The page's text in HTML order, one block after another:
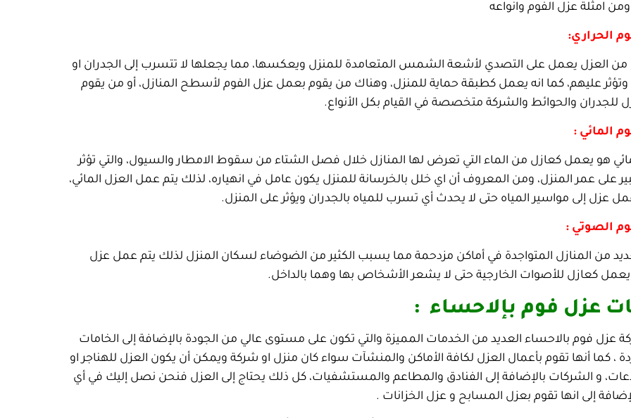
امثلة عزل الفوم وانواعه
الحراري:
من العزل يعمل على التصدي لأشعة الشمس المتعامدة للمنزل ويعكسها، مما يجعلها لا تتسرب إلى الجدران او
عليهم، كما انه يعمل كطبقة حماية للمنزل، وهناك من يقوم بعمل عزل الفوم لأسطح المنازل، أو من يقوم
للجدران والحوائط والشركة متخصصة في القيام بكل الأنواع.
المائي :
هو يعمل كعازل من الماء التي تعرض لها المنازل خلال فصل الشتاء من سقوط الامطار والسيول، والتي تؤثر
على عمر المنزل، ومن المعروف أن اي خلل بالخرسانة للمنزل يكون عامل في انهياره، لذلك يتم عمل العزل المائي،
عزل إلى مواسير المياه حتى لا يحدث أي تسرب للمياه بالجدران ويؤثر على المنزل.
الصوتي :
من المنازل المتواجدة في أماكن مزدحمة مما يسبب الكثير من الضوضاء لسكان المنزل لذلك يتم عمل عزل
كعازل للأصوات الخارجية حتى لا يشعر الأشخاص بها وهما بالداخل.
عزل فوم بإلاحساء :
عزل فوم بالاحساء العديد من الخدمات المميزة والتي تكون على مستوى عالي من الجودة بالإضافة إلى الخامات
، كما أنها تقوم بأعمال العزل لكافة الأماكن والمنشآت سواء كان منزل او شركة ويمكن أن يكون العزل للهناجر او
و الشركات بالإضافة إلى الفنادق والمطاعم والمستشفيات، كل ذلك يحتاج إلى العزل فنحن نصل إليك في أي
إلى انها تقوم بعزل المسابح و عزل الخزانات .